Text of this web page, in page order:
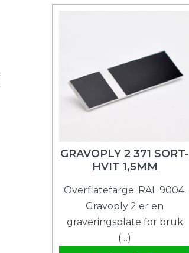
GRAVOPLY 2 371 SORT-
HVIT 1,5MM
Overflatefarge: RAL 9004.
Gravoply 2 er en
graveringsplate for bruk
(…)